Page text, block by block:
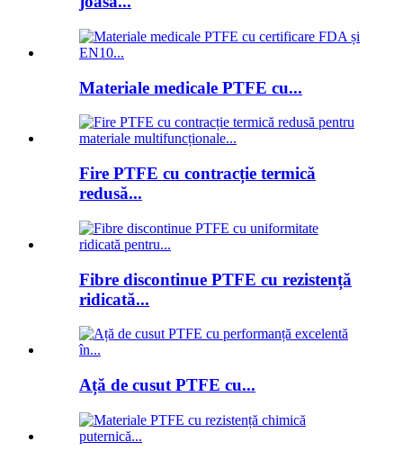
Materiale medicale PTFE cu...
Fire PTFE cu contracție termică
redusă...
Fibre discontinue PTFE cu rezistență
ridicată...
Ață de cusut PTFE cu...